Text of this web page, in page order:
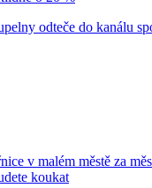
odteče do kanálu
v malém městě za
koukat